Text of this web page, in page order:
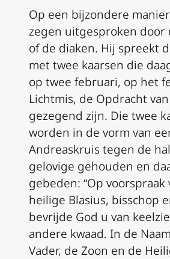
Op een bijzondere
zegen uitgesproken door
of de diaken. Hij spreekt
met twee kaarsen die
op twee februari, op het
Lichtmis, de Opdracht
gezegend zijn. Die twee
worden in de vorm van
Andreaskruis tegen de
gelovige gehouden en
gebeden: “Op voorspraak
heilige Blasius, bisschop
bevrijde God u van
andere kwaad. In de
Vader, de Zoon en de